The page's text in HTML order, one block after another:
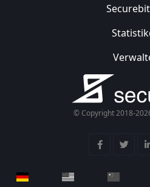
© Copyright 2018-